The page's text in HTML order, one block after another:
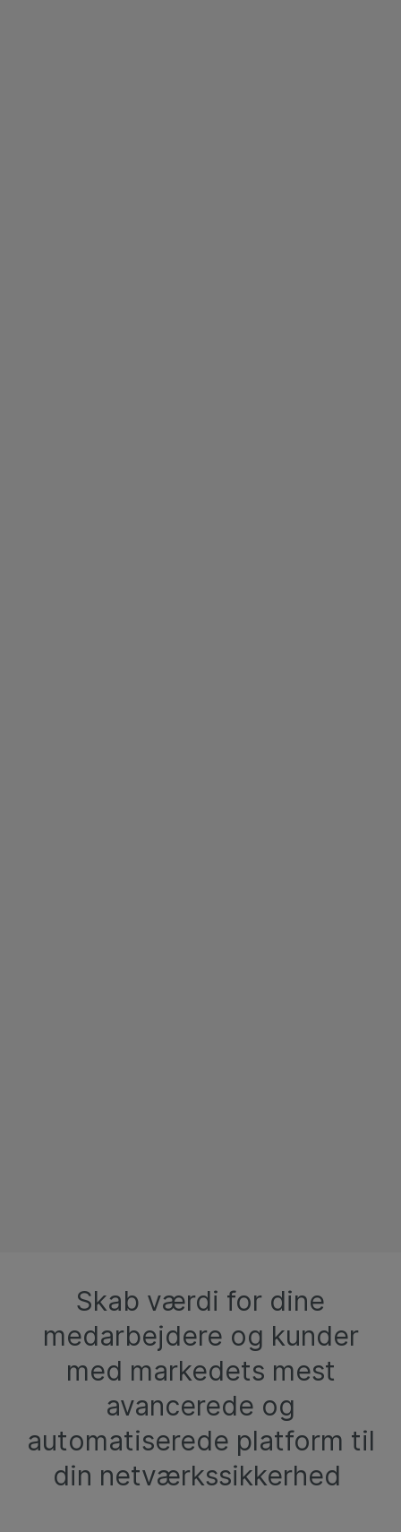
Skab værdi for dine
medarbejdere og kunder
med markedets mest
avancerede og
automatiserede platform til
din netværkssikkerhed